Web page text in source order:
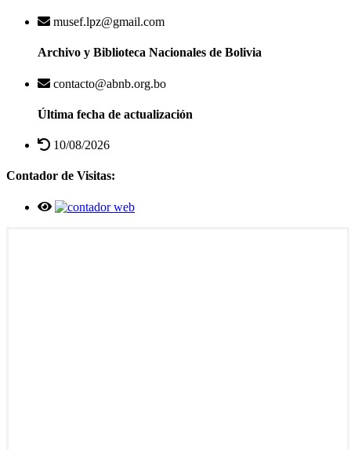
musef.lpz@gmail.com
Archivo y Biblioteca Nacionales de Bolivia
contacto@abnb.org.bo
Última fecha de actualización
10/08/2026
Contador de Visitas: